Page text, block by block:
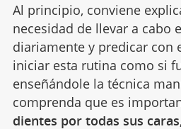
Al principio, conviene
necesidad de llevar a cabo
diariamente y predicar con
iniciar esta rutina como si
enseñándole la técnica
comprenda que es
dientes por todas sus caras